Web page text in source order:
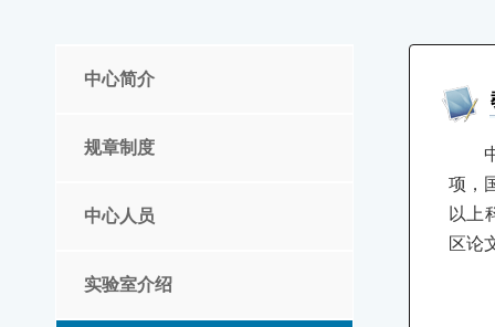
中心简介
规章制度
中心人员
实验室介绍
项，
以上
区论